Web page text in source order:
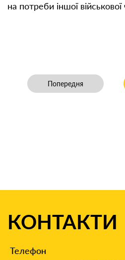
на потреби іншої військової
Попередня стаття:
Попередня
КОНТАКТИ
Телефон